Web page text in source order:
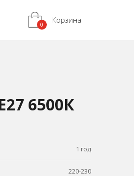
Корзина
6500К
1 год
220-230